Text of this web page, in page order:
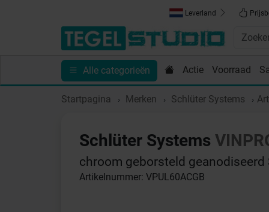
Leverland
Alle categorieën Actie Voorraad
Toebehoren Sanitair Tips en Inspiratie
Startpagina Merken Schlüter Systems
Schlüter Systems
chroom geborsteld geanodiseerd
Artikelnummer: VPUL60ACGB